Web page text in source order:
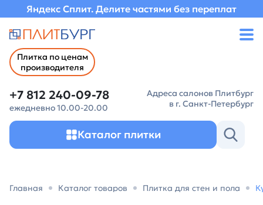
Яндекс Сплит. Делите частями без переплат
Плитка по ценам
производителя
+7 812 240-09-78
ежедневно 10.00-20.00
Адреса салонов Плитбург
в г. Санкт-Петербург
Каталог плитки
Главная Каталог товаров Плитка для стен и пола